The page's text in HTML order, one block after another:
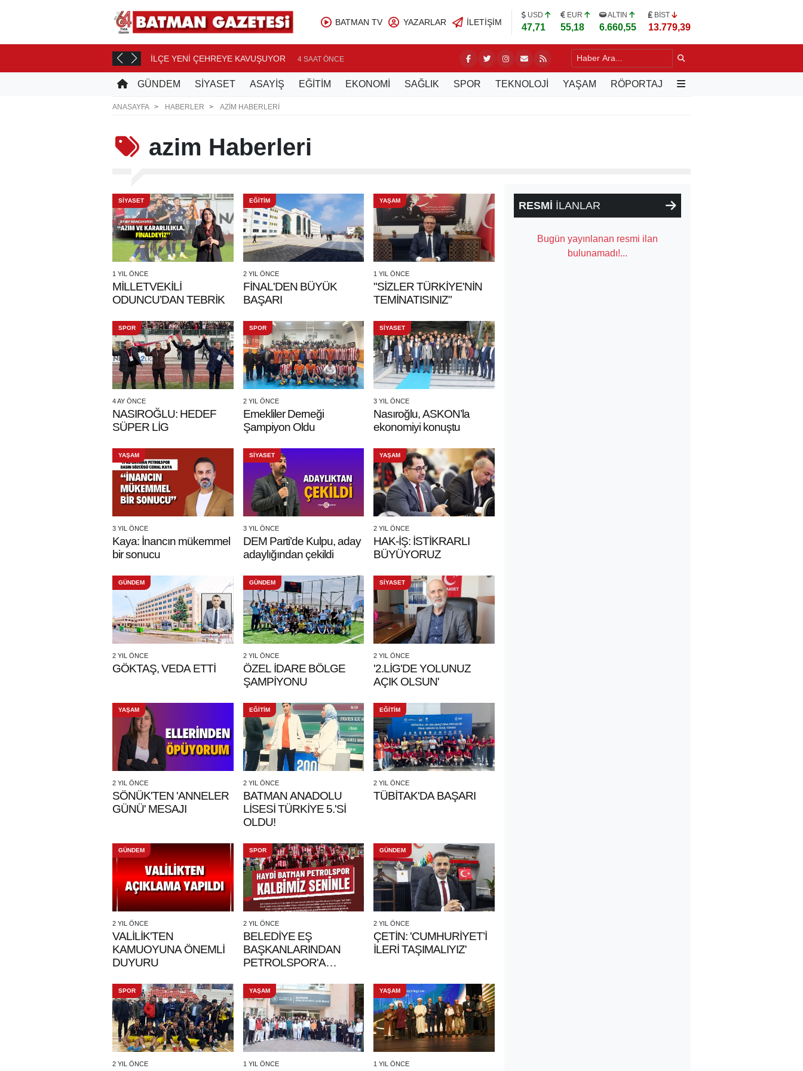
BATMAN TV YAZARLAR İLETIŞIM
USD
47,71
EUR
55,18
ALTIN
6.660,55
BİST
13.779,39
İLÇE YENİ ÇEHREYE KAVUŞUYOR 4 SAAT ÖNCE BATMAN’DA YILLARIN SORUNU DEĞİŞİYOR 4 SAAT ÖNCE
GÜNDEM SİYASET ASAYİŞ EĞİTİM EKONOMİ SAĞLIK SPOR TEKNOLOJİ YAŞAM RÖPORTAJ
ANASAYFA HABERLER AZIM HABERLERI
azim Haberleri
SİYASET
1 YIL ÖNCE
MİLLETVEKİLİ
ODUNCU’DAN TEBRİK
EĞİTİM
2 YIL ÖNCE
FİNAL'DEN BÜYÜK
BAŞARI
YAŞAM
1 YIL ÖNCE
"SİZLER TÜRKİYE'NİN
TEMİNATISINIZ"
SPOR
4 AY ÖNCE
NASIROĞLU: HEDEF
SÜPER LİG
SPOR
2 YIL ÖNCE
Emekliler Derneği
Şampiyon Oldu
SİYASET
3 YIL ÖNCE
Nasıroğlu, ASKON’la
ekonomiyi konuştu
YAŞAM
3 YIL ÖNCE
Kaya: İnancın mükemmel
bir sonucu
SİYASET
3 YIL ÖNCE
DEM Parti’de Kulpu, aday
adaylığından çekildi
YAŞAM
2 YIL ÖNCE
HAK-İŞ: İSTİKRARLI
BÜYÜYORUZ
GÜNDEM
2 YIL ÖNCE
GÖKTAŞ, VEDA ETTİ
GÜNDEM
2 YIL ÖNCE
ÖZEL İDARE BÖLGE
ŞAMPİYONU
SİYASET
2 YIL ÖNCE
'2.LİG'DE YOLUNUZ
AÇIK OLSUN'
YAŞAM
2 YIL ÖNCE
SÖNÜK'TEN 'ANNELER
GÜNÜ' MESAJI
EĞİTİM
2 YIL ÖNCE
BATMAN ANADOLU
LİSESİ TÜRKİYE 5.'Sİ
OLDU!
EĞİTİM
2 YIL ÖNCE
TÜBİTAK'DA BAŞARI
GÜNDEM
2 YIL ÖNCE
VALİLİK'TEN
KAMUOYUNA ÖNEMLİ
DUYURU
SPOR
2 YIL ÖNCE
BELEDİYE EŞ
BAŞKANLARINDAN
PETROLSPOR'A
GÜNDEM
2 YIL ÖNCE
ÇETİN: 'CUMHURİYET’İ
İLERİ TAŞIMALIYIZ'
SPOR
2 YIL ÖNCE
YAŞAM
1 YIL ÖNCE
YAŞAM
1 YIL ÖNCE
RESMİ İLANLAR
Bugün yayınlanan resmi ilan
bulunamadı!...